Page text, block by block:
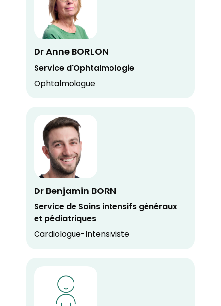
Dr Anne BORLON
Service d'Ophtalmologie
Ophtalmologue
Dr Benjamin BORN
Service de Soins intensifs généraux
et pédiatriques
Cardiologue-Intensiviste